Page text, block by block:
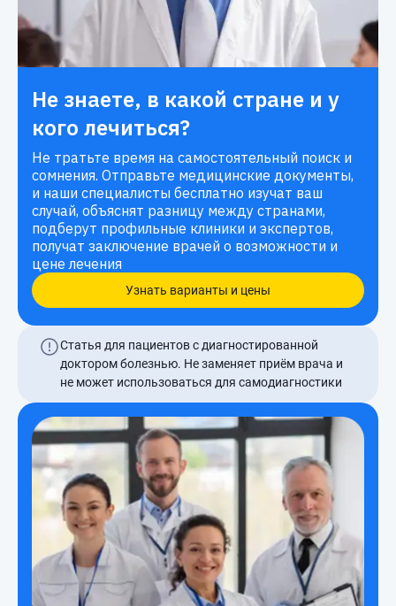
Не знаете, в какой стране и у
кого лечиться?
Не тратьте время на самостоятельный поиск и
сомнения. Отправьте медицинские документы,
и наши специалисты бесплатно изучат ваш
случай, объяснят разницу между странами,
подберут профильные клиники и экспертов,
получат заключение врачей о возможности и
цене лечения
Узнать варианты и цены
Статья для пациентов с диагностированной
доктором болезнью. Не заменяет приём врача и
не может использоваться для самодиагностики